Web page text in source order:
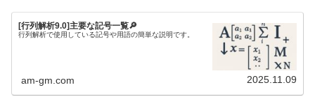
[行列解析9.0]主要な記号一覧🔎
行列解析で使用している記号や用語の簡単な説明です。
am-gm.com 2025.11.09